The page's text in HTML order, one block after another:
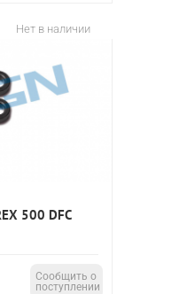
Нет в наличии
500 DFC
Сообщить о
поступлении